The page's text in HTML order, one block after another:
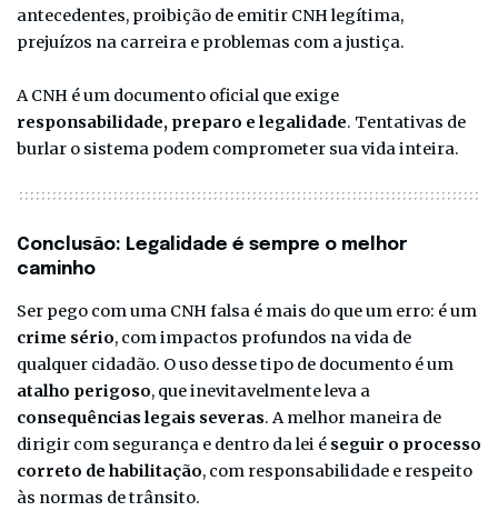
antecedentes, proibição de emitir CNH legítima,
prejuízos na carreira e problemas com a justiça.
A CNH é um documento oficial que exige
responsabilidade, preparo e legalidade. Tentativas de
burlar o sistema podem comprometer sua vida inteira.
Conclusão: Legalidade é sempre o melhor
caminho
Ser pego com uma CNH falsa é mais do que um erro: é um
crime sério, com impactos profundos na vida de
qualquer cidadão. O uso desse tipo de documento é um
atalho perigoso, que inevitavelmente leva a
consequências legais severas. A melhor maneira de
dirigir com segurança e dentro da lei é seguir o processo
correto de habilitação, com responsabilidade e respeito
às normas de trânsito.